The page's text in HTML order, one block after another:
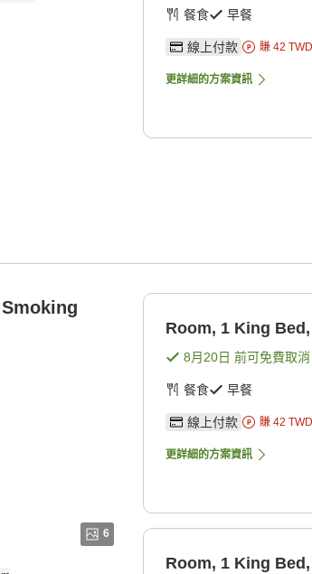
餐食 早餐
線上付款 賺 42 TWD
更詳細的方案資訊
6
Room, 1 King
8月20日 前可免費取消
餐食 早餐
線上付款 賺 42 TWD
更詳細的方案資訊
Room, 1 King